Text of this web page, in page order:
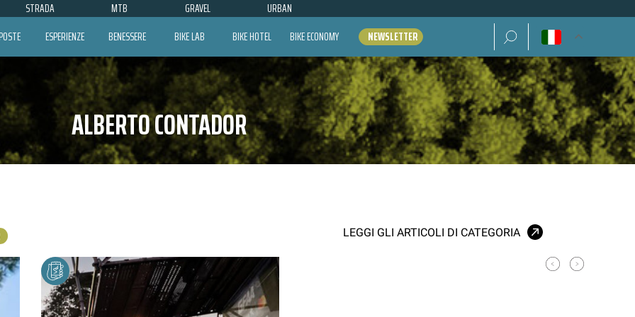
STRADA MTB GRAVEL URBAN
ESPERIENZE BENESSERE BIKE LAB BIKE HOTEL BIKE ECONOMY NEWSLETTER Ricerca per:
ALBERTO CONTADOR
LEGGI GLI ARTICOLI DI CATEGORIA